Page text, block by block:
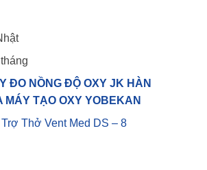
ĐO NỒNG ĐỘ OXY JK HÀN
MÁY TẠO OXY YOBEKAN
Trợ Thở Vent Med DS – 8